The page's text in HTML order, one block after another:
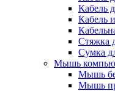
Кабель
Кабель
Стяжка
Сумка
Мышь
Мышь
Мышь